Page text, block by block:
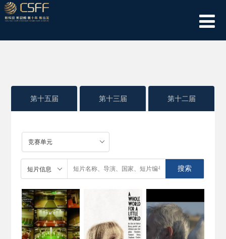
第十五届 第十三届 第十二届